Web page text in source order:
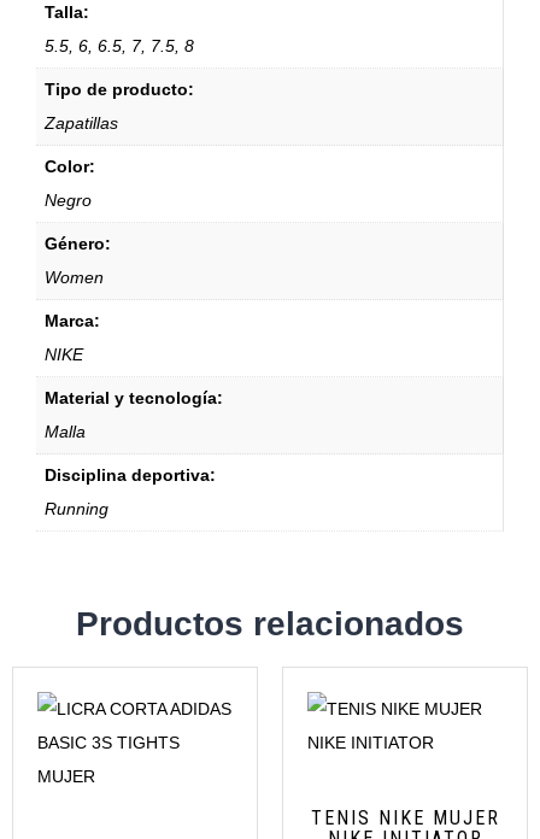
Talla:
5.5, 6, 6.5, 7, 7.5, 8
Tipo de producto:
Zapatillas
Color:
Negro
Género:
Women
Marca:
NIKE
Material y tecnología:
Malla
Disciplina deportiva:
Running
Productos relacionados
TENIS NIKE MUJER